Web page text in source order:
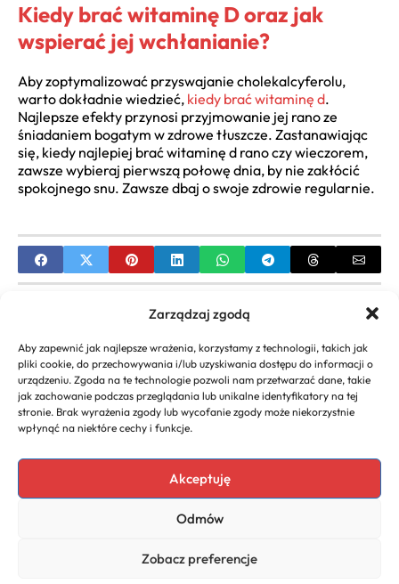
Zarządzaj zgodą
Aby zapewnić jak najlepsze wrażenia, korzystamy z technologii, takich jak
pliki cookie, do przechowywania i/lub uzyskiwania dostępu do informacji o
urządzeniu. Zgoda na te technologie pozwoli nam przetwarzać dane, takie
jak zachowanie podczas przeglądania lub unikalne identyfikatory na tej
stronie. Brak wyrażenia zgody lub wycofanie zgody może niekorzystnie
wpłynąć na niektóre cechy i funkcje.
Akceptuję
Odmów
Zobacz preferencje
Kiedy brać witaminę D oraz jak
wspierać jej wchłanianie?
Aby zoptymalizować przyswajanie cholekalcyferolu,
warto dokładnie wiedzieć, kiedy brać witaminę d.
Najlepsze efekty przynosi przyjmowanie jej rano ze
śniadaniem bogatym w zdrowe tłuszcze. Zastanawiając
się, kiedy najlepiej brać witaminę d rano czy wieczorem,
zawsze wybieraj pierwszą połowę dnia, by nie zakłócić
spokojnego snu. Zawsze dbaj o swoje zdrowie regularnie.
Kiedy brać witaminę D, by działała? Poznaj
najlepszą porę
NEXT
Witaminy ADEK z witaminą D3 – jak je stosować i
Copyright 2026. All rights
Prywatności